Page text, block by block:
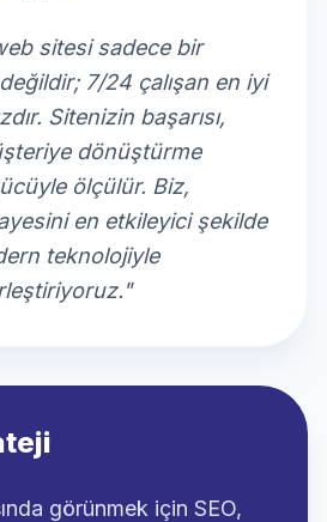
sitesi sadece bir
7/24 çalışan en iyi
Sitenizin başarısı,
dönüştürme
ölçülür. Biz,
en etkileyici şekilde
teknolojiyle
görünmek için SEO,